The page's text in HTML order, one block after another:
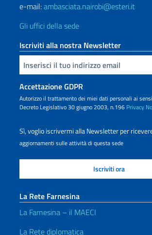
e-mail:ambasciata.nairobi@esteri.it
Gli uffici della sede
Iscriviti alla nostra Newsletter
Inserisci la tua email
Accettazione GDPR
Autorizzo il trattamento dei miei dati personali ai
Decreto Legislativo 30 giugno 2003, n.196 Privacy
Sì, voglio iscrivermi alla Newsletter per
aggiornamenti sulle attività di questa sede
La Rete Farnesina
La Farnesina – il MAECI
La Rete diplomatica